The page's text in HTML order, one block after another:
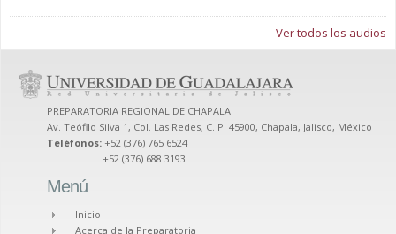
Ver todos los audios
PREPARATORIA REGIONAL DE CHAPALA
Av. Teófilo Silva 1, Col. Las Redes, C. P. 45900, Chapala, Jalisco, México
Teléfonos: +52 (376) 765 6524
+52 (376) 688 3193
Menú
Inicio
Acerca de la Preparatoria